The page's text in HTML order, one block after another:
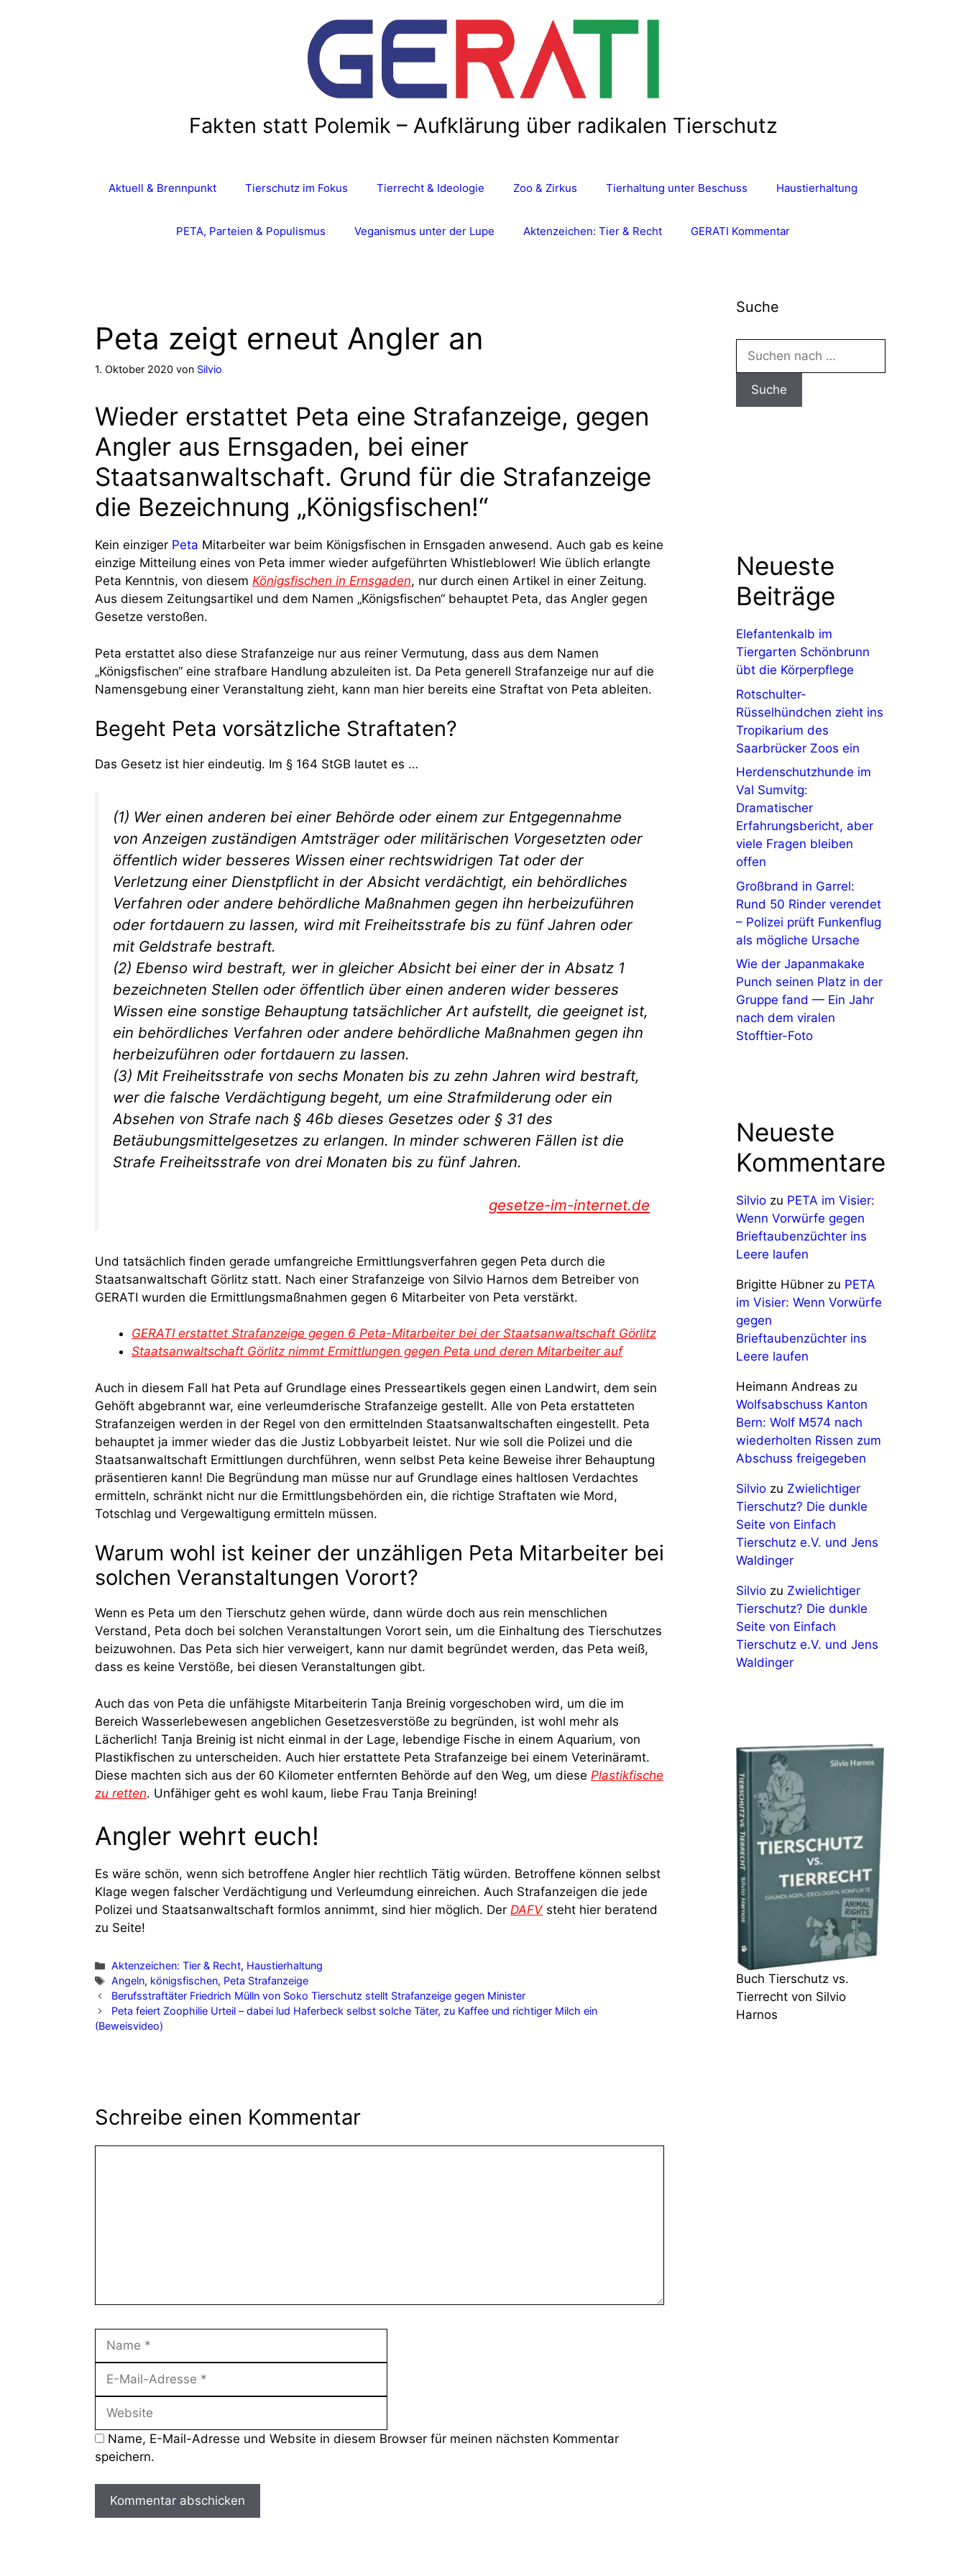
Fakten statt Polemik – Aufklärung über radikalen Tierschutz
Aktuell & Brennpunkt Tierschutz im Fokus Tierrecht & Ideologie Zoo & Zirkus Tierhaltung unter Beschuss Haustierhaltung
PETA, Parteien & Populismus Veganismus unter der Lupe Aktenzeichen: Tier & Recht GERATI Kommentar
Peta zeigt erneut Angler an
1. Oktober 2020 von Silvio
Wieder erstattet Peta eine Strafanzeige, gegen
Angler aus Ernsgaden, bei einer
Staatsanwaltschaft. Grund für die Strafanzeige
die Bezeichnung „Königsfischen!“
Kein einziger Peta Mitarbeiter war beim Königsfischen in Ernsgaden anwesend. Auch gab es keine
einzige Mitteilung eines von Peta immer wieder aufgeführten Whistleblower! Wie üblich erlangte
Peta Kenntnis, von diesem Königsfischen in Ernsgaden, nur durch einen Artikel in einer Zeitung.
Aus diesem Zeitungsartikel und dem Namen „Königsfischen“ behauptet Peta, das Angler gegen
Gesetze verstoßen.
Peta erstattet also diese Strafanzeige nur aus reiner Vermutung, dass aus dem Namen
„Königsfischen“ eine strafbare Handlung abzuleiten ist. Da Peta generell Strafanzeige nur auf die
Namensgebung einer Veranstaltung zieht, kann man hier bereits eine Straftat von Peta ableiten.
Begeht Peta vorsätzliche Straftaten?
Das Gesetz ist hier eindeutig. Im § 164 StGB lautet es …
(1) Wer einen anderen bei einer Behörde oder einem zur Entgegennahme
von Anzeigen zuständigen Amtsträger oder militärischen Vorgesetzten oder
öffentlich wider besseres Wissen einer rechtswidrigen Tat oder der
Verletzung einer Dienstpflicht in der Absicht verdächtigt, ein behördliches
Verfahren oder andere behördliche Maßnahmen gegen ihn herbeizuführen
oder fortdauern zu lassen, wird mit Freiheitsstrafe bis zu fünf Jahren oder
mit Geldstrafe bestraft.
(2) Ebenso wird bestraft, wer in gleicher Absicht bei einer der in Absatz 1
bezeichneten Stellen oder öffentlich über einen anderen wider besseres
Wissen eine sonstige Behauptung tatsächlicher Art aufstellt, die geeignet ist,
ein behördliches Verfahren oder andere behördliche Maßnahmen gegen ihn
herbeizuführen oder fortdauern zu lassen.
(3) Mit Freiheitsstrafe von sechs Monaten bis zu zehn Jahren wird bestraft,
wer die falsche Verdächtigung begeht, um eine Strafmilderung oder ein
Absehen von Strafe nach § 46b dieses Gesetzes oder § 31 des
Betäubungsmittelgesetzes zu erlangen. In minder schweren Fällen ist die
Strafe Freiheitsstrafe von drei Monaten bis zu fünf Jahren.
gesetze-im-internet.de
Und tatsächlich finden gerade umfangreiche Ermittlungsverfahren gegen Peta durch die
Staatsanwaltschaft Görlitz statt. Nach einer Strafanzeige von Silvio Harnos dem Betreiber von
GERATI wurden die Ermittlungsmaßnahmen gegen 6 Mitarbeiter von Peta verstärkt.
GERATI erstattet Strafanzeige gegen 6 Peta-Mitarbeiter bei der Staatsanwaltschaft Görlitz
Staatsanwaltschaft Görlitz nimmt Ermittlungen gegen Peta und deren Mitarbeiter auf
Auch in diesem Fall hat Peta auf Grundlage eines Presseartikels gegen einen Landwirt, dem sein
Gehöft abgebrannt war, eine verleumderische Strafanzeige gestellt. Alle von Peta erstatteten
Strafanzeigen werden in der Regel von den ermittelnden Staatsanwaltschaften eingestellt. Peta
behauptet ja immer wieder das die Justiz Lobbyarbeit leistet. Nur wie soll die Polizei und die
Staatsanwaltschaft Ermittlungen durchführen, wenn selbst Peta keine Beweise ihrer Behauptung
präsentieren kann! Die Begründung man müsse nur auf Grundlage eines haltlosen Verdachtes
ermitteln, schränkt nicht nur die Ermittlungsbehörden ein, die richtige Straftaten wie Mord,
Totschlag und Vergewaltigung ermitteln müssen.
Warum wohl ist keiner der unzähligen Peta Mitarbeiter bei
solchen Veranstaltungen Vorort?
Wenn es Peta um den Tierschutz gehen würde, dann würde doch aus rein menschlichen
Verstand, Peta doch bei solchen Veranstaltungen Vorort sein, um die Einhaltung des Tierschutzes
beizuwohnen. Das Peta sich hier verweigert, kann nur damit begründet werden, das Peta weiß,
dass es keine Verstöße, bei diesen Veranstaltungen gibt.
Auch das von Peta die unfähigste Mitarbeiterin Tanja Breinig vorgeschoben wird, um die im
Bereich Wasserlebewesen angeblichen Gesetzesverstöße zu begründen, ist wohl mehr als
Lächerlich! Tanja Breinig ist nicht einmal in der Lage, lebendige Fische in einem Aquarium, von
Plastikfischen zu unterscheiden. Auch hier erstattete Peta Strafanzeige bei einem Veterinäramt.
Diese machten sich aus der 60 Kilometer entfernten Behörde auf den Weg, um diese Plastikfische
zu retten. Unfähiger geht es wohl kaum, liebe Frau Tanja Breining!
Angler wehrt euch!
Es wäre schön, wenn sich betroffene Angler hier rechtlich Tätig würden. Betroffene können selbst
Klage wegen falscher Verdächtigung und Verleumdung einreichen. Auch Strafanzeigen die jede
Polizei und Staatsanwaltschaft formlos annimmt, sind hier möglich. Der DAFV steht hier beratend
zu Seite!
Kategorien
Aktenzeichen: Tier & Recht, Haustierhaltung
Schlagwörter
Angeln, königsfischen, Peta Strafanzeige
Berufsstraftäter Friedrich Mülln von Soko Tierschutz stellt Strafanzeige gegen Minister
Peta feiert Zoophilie Urteil – dabei lud Haferbeck selbst solche Täter, zu Kaffee und richtiger Milch ein
(Beweisvideo)
Schreibe einen Kommentar
Name, E-Mail-Adresse und Website in diesem Browser für meinen nächsten Kommentar
speichern.
Suche
Suchen
nach:
Neueste
Beiträge
Elefantenkalb im
Tiergarten Schönbrunn
übt die Körperpflege
Rotschulter-
Rüsselhündchen zieht ins
Tropikarium des
Saarbrücker Zoos ein
Herdenschutzhunde im
Val Sumvitg:
Dramatischer
Erfahrungsbericht, aber
viele Fragen bleiben
offen
Großbrand in Garrel:
Rund 50 Rinder verendet
– Polizei prüft Funkenflug
als mögliche Ursache
Wie der Japanmakake
Punch seinen Platz in der
Gruppe fand — Ein Jahr
nach dem viralen
Stofftier-Foto
Neueste
Kommentare
Silvio zu PETA im Visier:
Wenn Vorwürfe gegen
Brieftaubenzüchter ins
Leere laufen
Brigitte Hübner zu PETA
im Visier: Wenn Vorwürfe
gegen
Brieftaubenzüchter ins
Leere laufen
Heimann Andreas zu
Wolfsabschuss Kanton
Bern: Wolf M574 nach
wiederholten Rissen zum
Abschuss freigegeben
Silvio zu Zwielichtiger
Tierschutz? Die dunkle
Seite von Einfach
Tierschutz e.V. und Jens
Waldinger
Silvio zu Zwielichtiger
Tierschutz? Die dunkle
Seite von Einfach
Tierschutz e.V. und Jens
Waldinger
Buch Tierschutz vs.
Tierrecht von Silvio
Harnos